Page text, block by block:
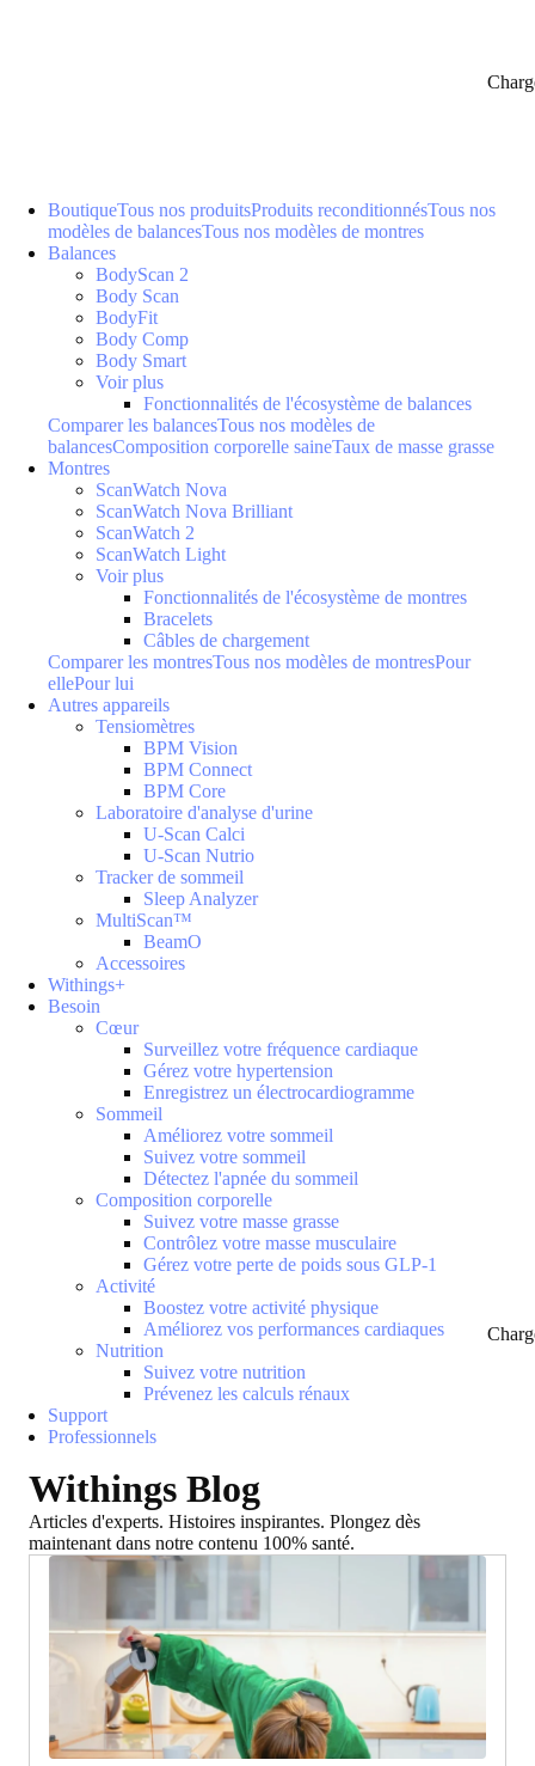
BoutiqueTous nos produitsProduits reconditionnésTous nos
modèles de balancesTous nos modèles de montres
Balances
BodyScan 2
Body Scan
BodyFit
Body Comp
Body Smart
Voir plus
Fonctionnalités de l'écosystème de balances
Comparer les balancesTous nos modèles de
balancesComposition corporelle saineTaux de masse grasse
Montres
ScanWatch Nova
ScanWatch Nova Brilliant
ScanWatch 2
ScanWatch Light
Voir plus
Fonctionnalités de l'écosystème de montres
Bracelets
Câbles de chargement
Comparer les montresTous nos modèles de montresPour
ellePour lui
Autres appareils
Tensiomètres
BPM Vision
BPM Connect
BPM Core
Laboratoire d'analyse d'urine
U-Scan Calci
U-Scan Nutrio
Tracker de sommeil
Sleep Analyzer
MultiScan™
BeamO
Accessoires
Withings+
Besoin
Cœur
Surveillez votre fréquence cardiaque
Gérez votre hypertension
Enregistrez un électrocardiogramme
Sommeil
Améliorez votre sommeil
Suivez votre sommeil
Détectez l'apnée du sommeil
Composition corporelle
Suivez votre masse grasse
Contrôlez votre masse musculaire
Gérez votre perte de poids sous GLP-1
Activité
Boostez votre activité physique
Améliorez vos performances cardiaques
Nutrition
Suivez votre nutrition
Prévenez les calculs rénaux
Support
Professionnels
Withings Blog
Articles d'experts. Histoires inspirantes. Plongez dès
maintenant dans notre contenu 100% santé.